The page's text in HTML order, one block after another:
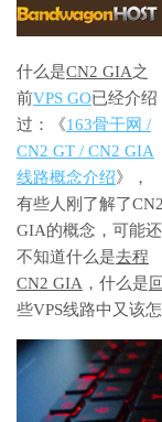
什么是CN2 GIA之
前VPS GO已经介绍
过：《163骨干网 /
CN2 GT / CN2 GIA
线路概念介绍》，
有些人刚了解了CN2
GIA的概念，可能还
不知道什么是去程
CN2 GIA ，什么是
些VPS线路中又该